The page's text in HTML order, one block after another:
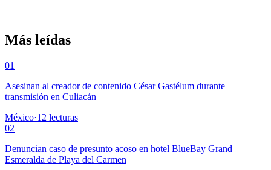
Más leídas
01
Asesinan al creador de contenido César Gastélum durante
transmisión en Culiacán
México·12 lecturas
02
Denuncian caso de presunto acoso en hotel BlueBay Grand
Esmeralda de Playa del Carmen